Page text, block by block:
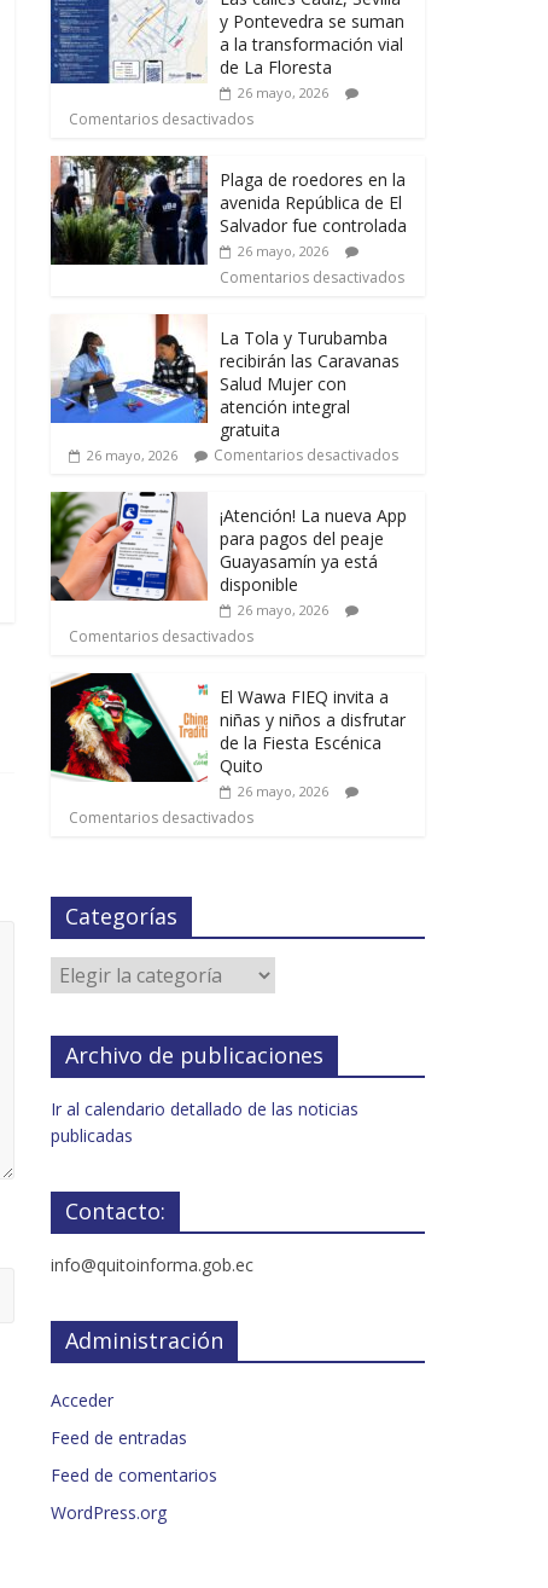
y Pontevedra se suman
a la transformación vial
de La Floresta
26 mayo, 2026
Comentarios desactivados
Plaga de roedores en la
avenida República de El
Salvador fue controlada
26 mayo, 2026
Comentarios desactivados
La Tola y Turubamba
recibirán las Caravanas
Salud Mujer con
atención integral
gratuita
26 mayo, 2026 Comentarios desactivados
¡Atención! La nueva App
para pagos del peaje
Guayasamín ya está
disponible
26 mayo, 2026
Comentarios desactivados
El Wawa FIEQ invita a
niñas y niños a disfrutar
de la Fiesta Escénica
Quito
26 mayo, 2026
Comentarios desactivados
Categorías
Archivo de publicaciones
Ir al calendario detallado de las noticias
publicadas
Contacto:
info@quitoinforma.gob.ec
Administración
Acceder
Feed de entradas
Feed de comentarios
WordPress.org